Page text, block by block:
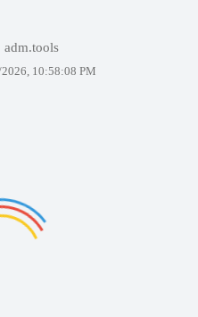
adm.tools
10:58:08 PM